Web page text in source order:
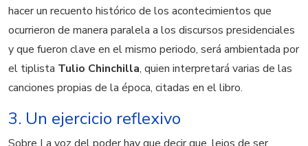
hacer un recuento histórico de los acontecimientos que
ocurrieron de manera paralela a los discursos presidenciales
y que fueron clave en el mismo periodo, será ambientada por
el tiplista Tulio Chinchilla, quien interpretará varias de las
canciones propias de la época, citadas en el libro.
3. Un ejercicio reflexivo